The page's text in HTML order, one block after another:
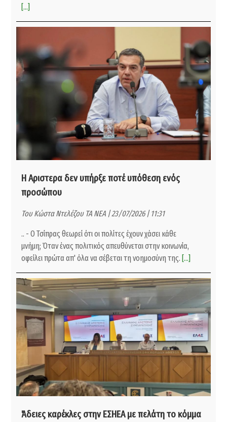
[...]
Η Αριστερα δεν υπήρξε ποτέ υπόθεση ενός
προσώπου
Του Κώστα Ντελέζου ΤΑ ΝΕΑ | 23/07/2026 | 11:31
.. - Ο Τσίπρας θεωρεί ότι οι πολίτες έχουν χάσει κάθε
μνήμη; Όταν ένας πολιτικός απευθύνεται στην κοινωνία,
οφείλει πρώτα απ' όλα να σέβεται τη νοημοσύνη της. [...]
Άδειες καρέκλες στην ΕΣΗΕΑ με πελάτη το κόμμα